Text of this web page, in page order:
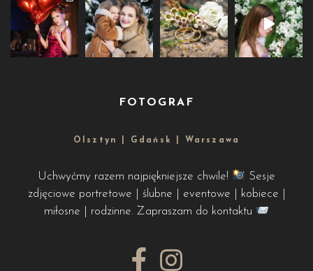
FOTOGRAF
Olsztyn | Gdańsk | Warszawa
Uchwyćmy razem najpiękniejsze chwile!
Sesje
zdjęciowe portretowe | ślubne | eventowe | kobiece |
miłosne | rodzinne. Zapraszam do kontaktu